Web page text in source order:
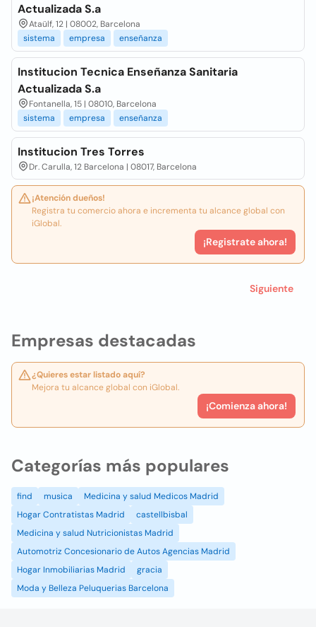
Empresas destacadas
¿Quieres estar listado aquí?
Mejora tu alcance global con iGlobal.
¡Comienza ahora!
Actualizada S.a
Ataülf, 12 | 08002, Barcelona
sistema
empresa enseñanza
Institucion Tecnica Enseñanza Sanitaria
Actualizada S.a
Fontanella, 15 | 08010, Barcelona
sistema
empresa enseñanza
Institucion Tres Torres
Dr. Carulla, 12 Barcelona | 08017, Barcelona
¡Atención dueños!
Registra tu comercio ahora e incrementa tu alcance global con
iGlobal.
¡Registrate ahora!
Siguiente
Categorías más populares
find musica
Medicina y salud Medicos Madrid
Hogar Contratistas Madrid
castellbisbal
Medicina y salud Nutricionistas Madrid
Automotriz Concesionario de Autos Agencias Madrid
Hogar Inmobiliarias Madrid
gracia
Moda y Belleza Peluquerias Barcelona